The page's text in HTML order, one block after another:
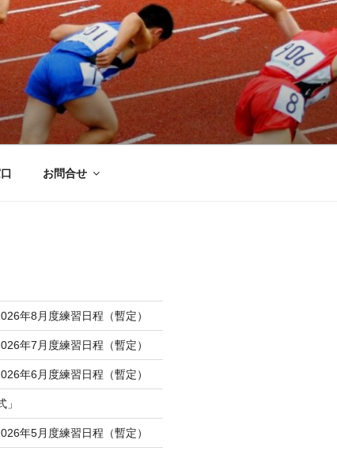
お問合せ
年8月度練習日程（暫定）
年7月度練習日程（暫定）
年6月度練習日程（暫定）
年5月度練習日程（暫定）